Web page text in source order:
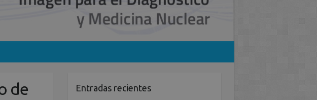
de
Entradas recientes